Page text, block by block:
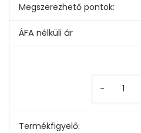
Megszerezhető pontok:
Termékfigyelő:
-